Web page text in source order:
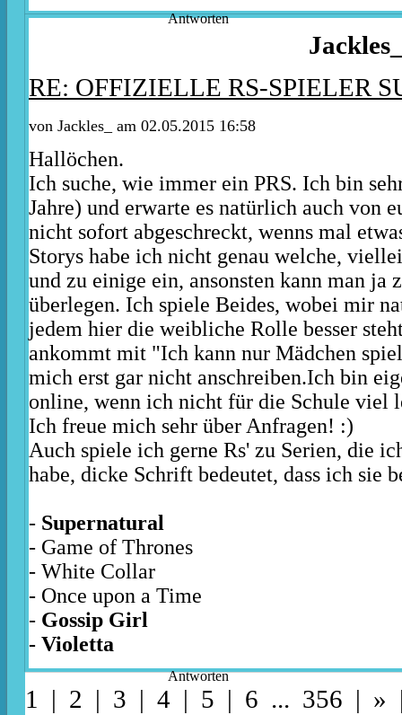
Antworten
RE: OFFIZIELLE RS-SPIELER
von Jackles_ am 02.05.2015 16:58
Hallöchen.
Ich suche, wie immer ein PRS. Ich bin
Jahre) und erwarte es natürlich auch von
nicht sofort abgeschreckt, wenns mal
Storys habe ich nicht genau welche,
und zu einige ein, ansonsten kann man ja
überlegen. Ich spiele Beides, wobei mir
jedem hier die weibliche Rolle besser
ankommt mit "Ich kann nur Mädchen
mich erst gar nicht anschreiben.Ich bin
online, wenn ich nicht für die Schule viel
Ich freue mich sehr über Anfragen! :)
Auch spiele ich gerne Rs' zu Serien, die
habe, dicke Schrift bedeutet, dass ich sie
- Supernatural
- Game of Thrones
- White Collar
- Once upon a Time
- Gossip Girl
- Violetta
Antworten
1 | 2 | 3 | 4 | 5 | 6 ... 356 | »